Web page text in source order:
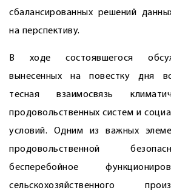
сбалансированных решений
на перспективу.
В ходе состоявшегося
вынесенных на повестку дня
тесная взаимосвязь
продовольственных систем и
условий. Одним из важных
продовольственной
бесперебойное
сельскохозяйственного